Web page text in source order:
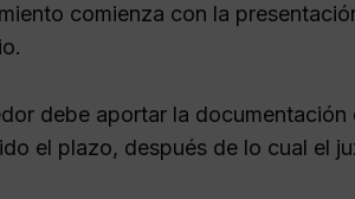
comienza con la
debe aportar la
el plazo, después de lo cual el